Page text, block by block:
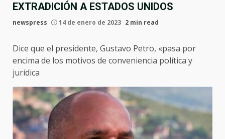
EXTRADICIÓN A ESTADOS UNIDOS
newspress 14 de enero de 2023 2 min read
Dice que el presidente, Gustavo Petro, «pasa por
encima de los motivos de conveniencia política y
jurídica